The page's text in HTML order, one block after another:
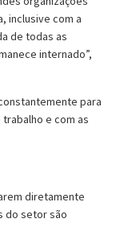
inclusive com a
de todas as
internado”,
para
e com as
diretamente
do setor são